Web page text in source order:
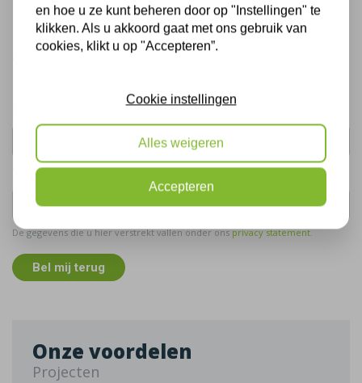
Bel mij terug
Gratis, vrijblijvend advies
Telefoonnummer:
De gegevens die u hier verstrekt vallen onder onsprivacy statement.
Bel mij terug
Onze voordelen
Projecten
en hoe u ze kunt beheren door op "Instellingen" te
klikken. Als u akkoord gaat met ons gebruik van
cookies, klikt u op "Accepteren”.
Cookie instellingen
Alles weigeren
Accepteren